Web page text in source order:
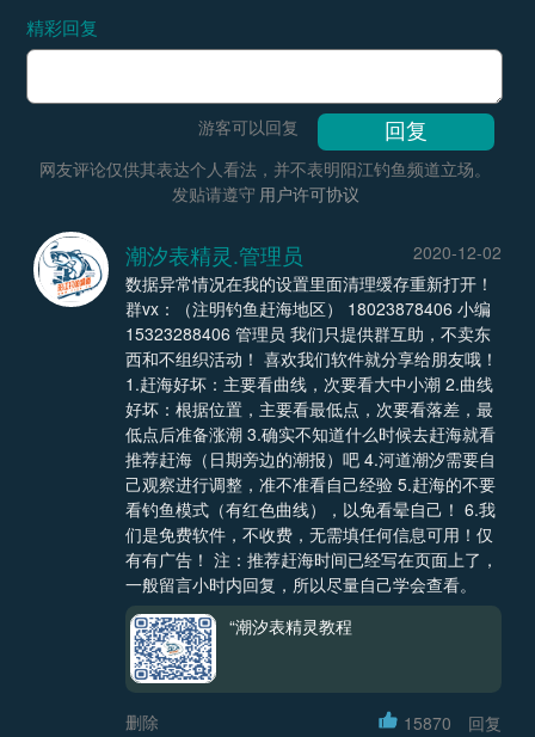
精彩回复
游客可以回复
网友评论仅供其表达个人看法，并不表明阳江钓鱼频道立场。
发贴请遵守 用户许可协议
潮汐表精灵.管理员
2020-12-02
数据异常情况在我的设置里面清理缓存重新打开！
群vx：（注明钓鱼赶海地区） 18023878406 小编
15323288406 管理员 我们只提供群互助，不卖东
西和不组织活动！ 喜欢我们软件就分享给朋友哦！
1.赶海好坏：主要看曲线，次要看大中小潮 2.曲线
好坏：根据位置，主要看最低点，次要看落差，最
低点后准备涨潮 3.确实不知道什么时候去赶海就看
推荐赶海（日期旁边的潮报）吧 4.河道潮汐需要自
己观察进行调整，准不准看自己经验 5.赶海的不要
看钓鱼模式（有红色曲线），以免看晕自己！ 6.我
们是免费软件，不收费，无需填任何信息可用！仅
有有广告！ 注：推荐赶海时间已经写在页面上了，
一般留言小时内回复，所以尽量自己学会查看。
“潮汐表精灵教程
删除 15870 回复